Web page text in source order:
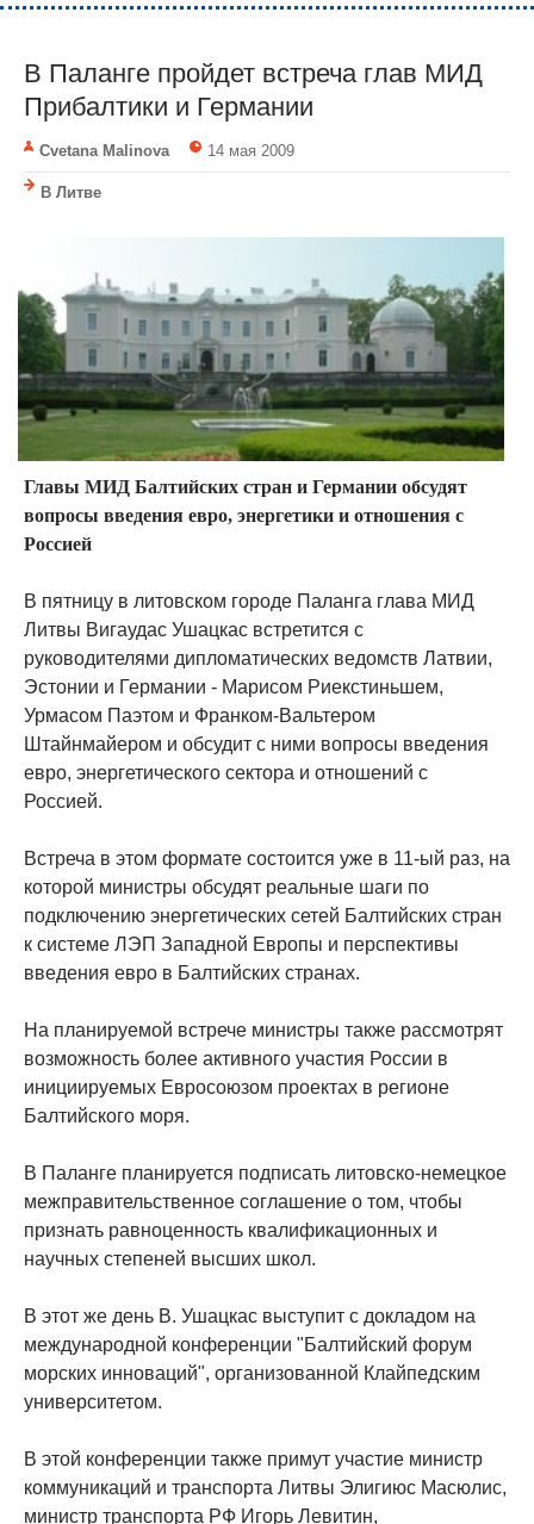
В Паланге пройдет встреча глав МИД
Прибалтики и Германии
Cvetana Malinova 14 мая 2009
В Литве
Главы МИД Балтийских стран и Германии обсудят
вопросы введения евро, энергетики и отношения с
Россией
В пятницу в литовском городе Паланга глава МИД
Литвы Вигаудас Ушацкас встретится с
руководителями дипломатических ведомств Латвии,
Эстонии и Германии - Марисом Риекстиньшем,
Урмасом Паэтом и Франком-Вальтером
Штайнмайером и обсудит с ними вопросы введения
евро, энергетического сектора и отношений с
Россией.
Встреча в этом формате состоится уже в 11-ый раз, на
которой министры обсудят реальные шаги по
подключению энергетических сетей Балтийских стран
к системе ЛЭП Западной Европы и перспективы
введения евро в Балтийских странах.
На планируемой встрече министры также рассмотрят
возможность более активного участия России в
инициируемых Евросоюзом проектах в регионе
Балтийского моря.
В Паланге планируется подписать литовско-немецкое
межправительственное соглашение о том, чтобы
признать равноценность квалификационных и
научных степеней высших школ.
В этот же день В. Ушацкас выступит с докладом на
международной конференции "Балтийский форум
морских инноваций", организованной Клайпедским
университетом.
В этой конференции также примут участие министр
коммуникаций и транспорта Литвы Элигиюс Масюлис,
министр транспорта РФ Игорь Левитин,